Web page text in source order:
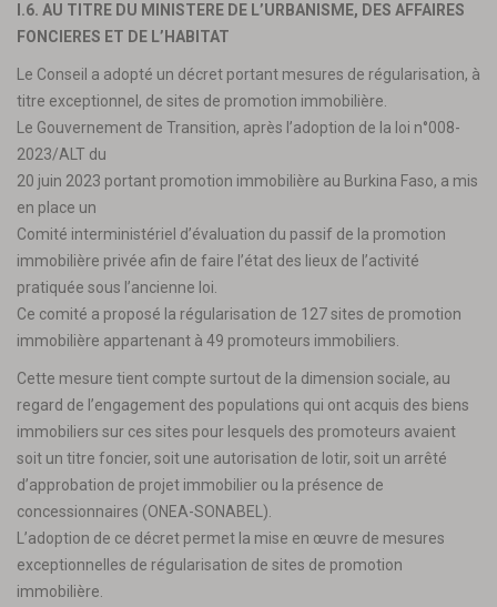
I.6. AU TITRE DU MINISTERE DE L’URBANISME, DES AFFAIRES
FONCIERES ET DE L’HABITAT
Le Conseil a adopté un décret portant mesures de régularisation, à
titre exceptionnel, de sites de promotion immobilière.
Le Gouvernement de Transition, après l’adoption de la loi n°008-
2023/ALT du
20 juin 2023 portant promotion immobilière au Burkina Faso, a mis
en place un
Comité interministériel d’évaluation du passif de la promotion
immobilière privée afin de faire l’état des lieux de l’activité
pratiquée sous l’ancienne loi.
Ce comité a proposé la régularisation de 127 sites de promotion
immobilière appartenant à 49 promoteurs immobiliers.
Cette mesure tient compte surtout de la dimension sociale, au
regard de l’engagement des populations qui ont acquis des biens
immobiliers sur ces sites pour lesquels des promoteurs avaient
soit un titre foncier, soit une autorisation de lotir, soit un arrêté
d’approbation de projet immobilier ou la présence de
concessionnaires (ONEA-SONABEL).
L’adoption de ce décret permet la mise en œuvre de mesures
exceptionnelles de régularisation de sites de promotion
immobilière.